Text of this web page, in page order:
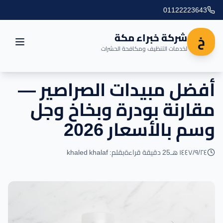
01122223643
خ شركة خبراء مكة
لخدمات التنظيف ومكافحة الحشرات
الرئيسية
العروض
المدونة
أفضل مبيدات الصراصير —
مقارنة بودرة وبخاخ وجل
وسم بالأسعار 2026
٢٤‏/٩‏/١٤٤٧ هـ 25 دقيقة قراءة بقلم: khaled khalaf